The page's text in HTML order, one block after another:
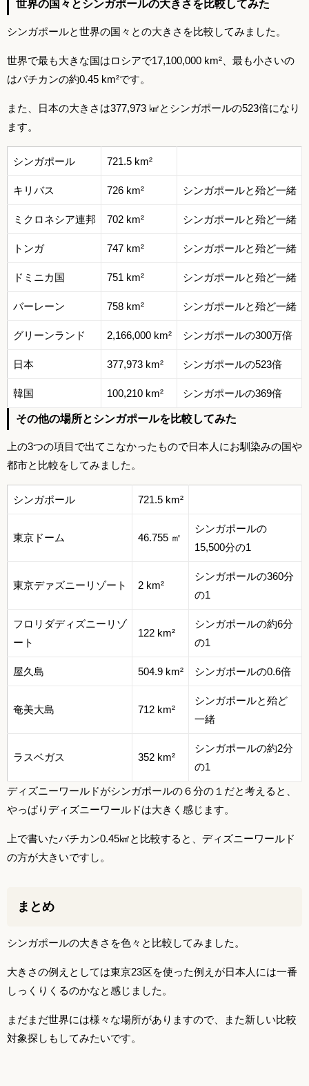
世界の国々とシンガポールの大きさを比較してみた
シンガポールと世界の国々との大きさを比較してみました。
世界で最も大きな国はロシアで17,100,000 km²、最も小さいの
はバチカンの約0.45 km²です。
また、日本の大きさは377,973 ㎢とシンガポールの523倍になり
ます。
シンガポール 721.5 km²
キリバス 726 km² シンガポールと殆ど一緒
ミクロネシア連邦 702 km² シンガポールと殆ど一緒
トンガ 747 km² シンガポールと殆ど一緒
ドミニカ国 751 km² シンガポールと殆ど一緒
バーレーン 758 km² シンガポールと殆ど一緒
グリーンランド 2,166,000 km² シンガポールの300万倍
日本 377,973 km² シンガポールの523倍
韓国 100,210 km² シンガポールの369倍
その他の場所とシンガポールを比較してみた
上の3つの項目で出てこなかったもので日本人にお馴染みの国や
都市と比較をしてみました。
シンガポール 721.5 km²
東京ドーム 46.755 ㎡
シンガポールの
15,500分の1
東京デァズニーリゾート 2 km²
シンガポールの360分
の1
フロリダディズニーリゾ
ート
122 km²
シンガポールの約6分
の1
屋久島 504.9 km² シンガポールの0.6倍
奄美大島 712 km²
シンガポールと殆ど
一緒
ラスベガス 352 km²
シンガポールの約2分
の1
ディズニーワールドがシンガポールの６分の１だと考えると、
やっぱりディズニーワールドは大きく感じます。
上で書いたバチカン0.45㎢と比較すると、ディズニーワールド
の方が大きいですし。
まとめ
シンガポールの大きさを色々と比較してみました。
大きさの例えとしては東京23区を使った例えが日本人には一番
しっくりくるのかなと感じました。
まだまだ世界には様々な場所がありますので、また新しい比較
対象探しもしてみたいです。